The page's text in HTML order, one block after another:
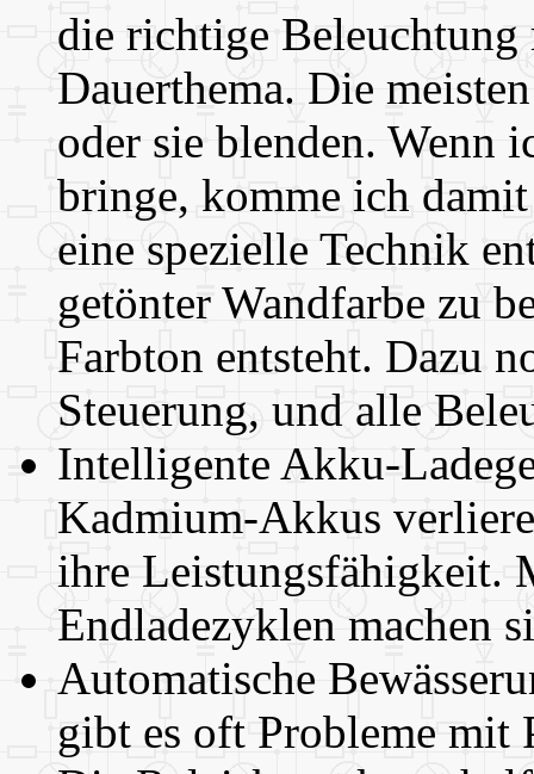
die richtige Beleuchtung
Dauerthema. Die
oder sie blenden. Wenn
bringe, komme ich
eine spezielle Technik
getönter Wandfarbe zu
Farbton entsteht. Dazu
Steuerung, und alle
Intelligente Akku-
Kadmium-Akkus
ihre Leistungsfähigkeit.
Endladezyklen machen
Automatische
gibt es oft Probleme mit